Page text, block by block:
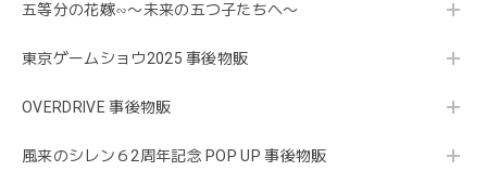
五等分の花嫁∽〜未来の五つ子たちへ〜
東京ゲームショウ2025 事後物販
OVERDRIVE 事後物販
風来のシレン６2周年記念 POP UP 事後物販